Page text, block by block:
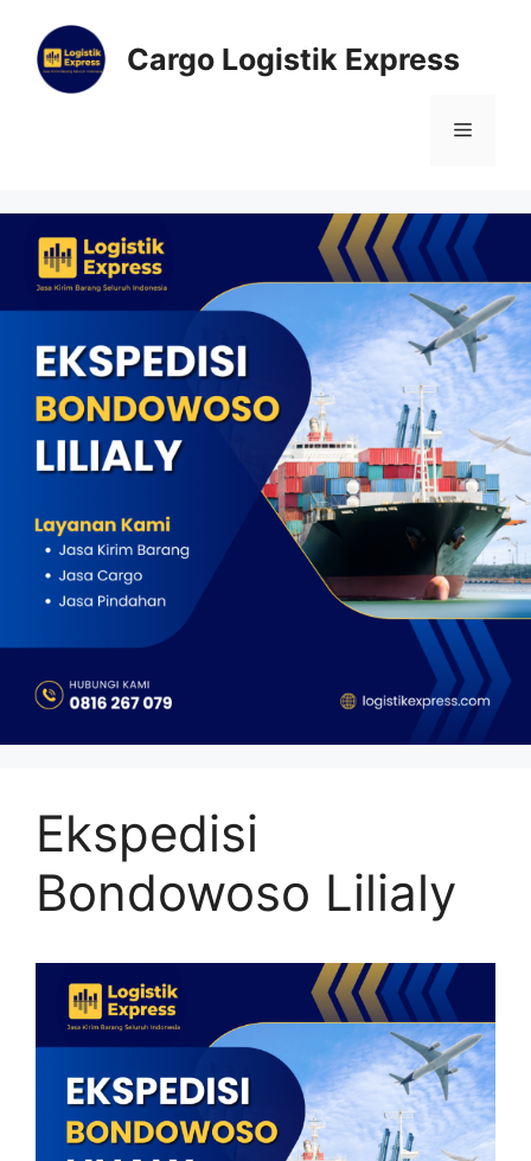
Cargo Logistik Express
Ekspedisi
Bondowoso Lilialy